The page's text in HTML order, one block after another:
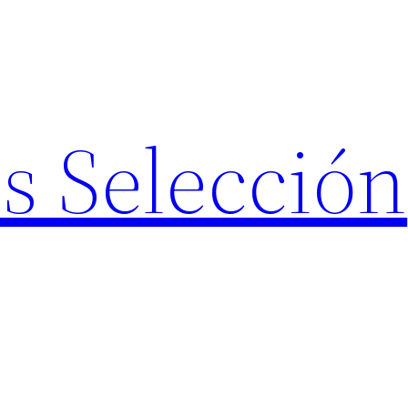
Selección